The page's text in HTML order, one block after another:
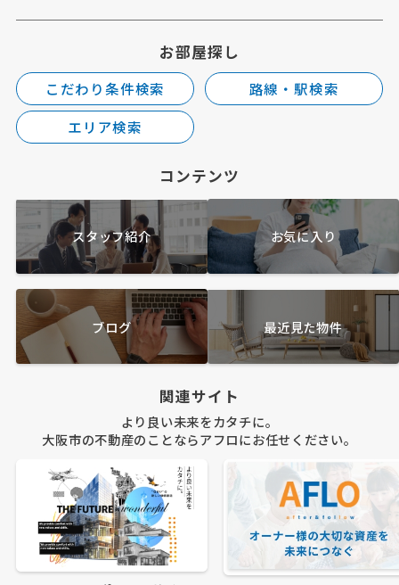
お部屋探し
こだわり条件検索
路線・駅検索
エリア検索
コンテンツ
スタッフ紹介 お気に入り
ブログ 最近見た物件
関連サイト
より良い未来をカタチに。
大阪市の不動産のことならアフロにお任せください。